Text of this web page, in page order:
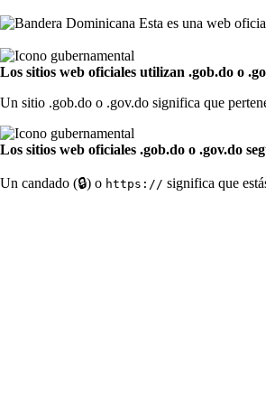
Esta es una web
Los sitios web oficiales utilizan .gob.do o
Un sitio .gob.do o .gov.do significa que
Los sitios web oficiales .gob.do o .gov.do
Un candado (🔒) o https:// significa que